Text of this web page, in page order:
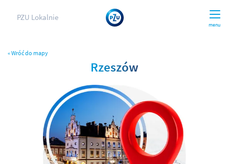
menu
PZU Lokalnie
« Wróć do mapy
Rzeszów